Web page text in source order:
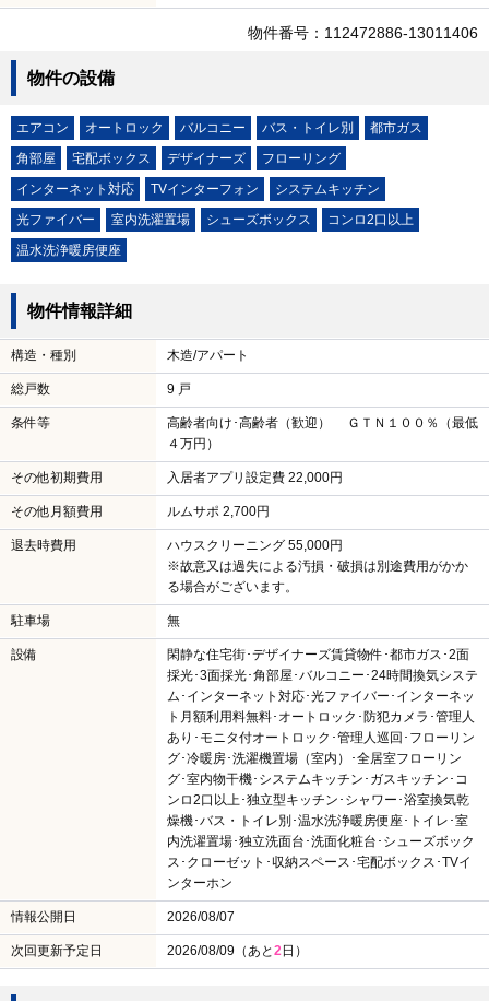
物件番号：112472886-13011406
物件の設備
エアコン オートロック バルコニー バス・トイレ別
都市ガス
角部屋
宅配ボックス デザイナーズ
フローリング
インターネット対応
TVインターフォン
システムキッチン
光ファイバー
室内洗濯置場 シューズボックス
コンロ2口以上
温水洗浄暖房便座
物件情報詳細
構造・種別 木造/アパート
総戸数 9 戸
条件等
高齢者向け･高齢者（歓迎） ＧＴＮ１００％（最低
４万円）
その他初期費用 入居者アプリ設定費 22,000円
その他月額費用 ルムサポ 2,700円
退去時費用
ハウスクリーニング 55,000円
※故意又は過失による汚損・破損は別途費用がかか
る場合がございます。
駐車場 無
設備
閑静な住宅街･デザイナーズ賃貸物件･都市ガス･2面
採光･3面採光･角部屋･バルコニー･24時間換気システ
ム･インターネット対応･光ファイバー･インターネッ
ト月額利用料無料･オートロック･防犯カメラ･管理人
あり･モニタ付オートロック･管理人巡回･フローリン
グ･冷暖房･洗濯機置場（室内）･全居室フローリン
グ･室内物干機･システムキッチン･ガスキッチン･コ
ンロ2口以上･独立型キッチン･シャワー･浴室換気乾
燥機･バス・トイレ別･温水洗浄暖房便座･トイレ･室
内洗濯置場･独立洗面台･洗面化粧台･シューズボック
ス･クローゼット･収納スペース･宅配ボックス･TVイ
ンターホン
情報公開日 2026/08/07
次回更新予定日 2026/08/09（あと2 日）